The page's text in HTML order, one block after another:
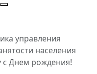
управления
населения
с Днем рождения!